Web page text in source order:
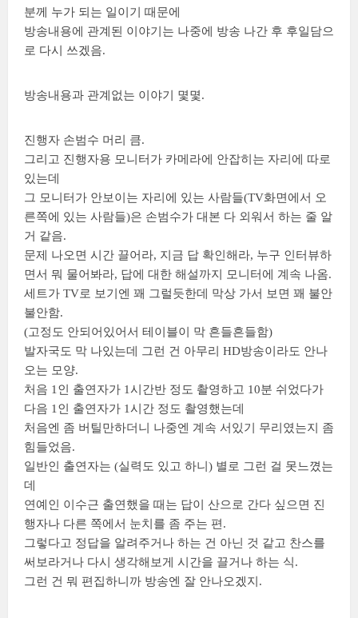
분께 누가 되는 일이기 때문에
방송내용에 관계된 이야기는 나중에 방송 나간 후 후일담으
로 다시 쓰겠음.
방송내용과 관계없는 이야기 몇몇.
진행자 손범수 머리 큼.
그리고 진행자용 모니터가 카메라에 안잡히는 자리에 따로
있는데
그 모니터가 안보이는 자리에 있는 사람들(TV화면에서 오
른쪽에 있는 사람들)은 손범수가 대본 다 외워서 하는 줄 알
거 같음.
문제 나오면 시간 끌어라, 지금 답 확인해라, 누구 인터뷰하
면서 뭐 물어봐라, 답에 대한 해설까지 모니터에 계속 나옴.
세트가 TV로 보기엔 꽤 그럴듯한데 막상 가서 보면 꽤 불안
불안함.
(고정도 안되어있어서 테이블이 막 흔들흔들함)
발자국도 막 나있는데 그런 건 아무리 HD방송이라도 안나
오는 모양.
처음 1인 출연자가 1시간반 정도 촬영하고 10분 쉬었다가
다음 1인 출연자가 1시간 정도 촬영했는데
처음엔 좀 버틸만하더니 나중엔 계속 서있기 무리였는지 좀
힘들었음.
일반인 출연자는 (실력도 있고 하니) 별로 그런 걸 못느꼈는
데
연예인 이수근 출연했을 때는 답이 산으로 간다 싶으면 진
행자나 다른 쪽에서 눈치를 좀 주는 편.
그렇다고 정답을 알려주거나 하는 건 아닌 것 같고 찬스를
써보라거나 다시 생각해보게 시간을 끌거나 하는 식.
그런 건 뭐 편집하니까 방송엔 잘 안나오겠지.